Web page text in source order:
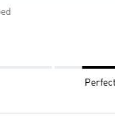
Perfect